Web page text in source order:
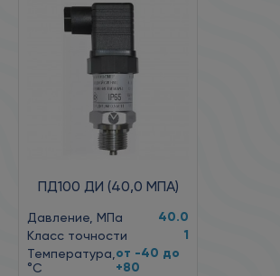
ПД100 ДИ (40,0 МПА)
Давление, МПа 40.0
Класс точности 1
Температура,
°C
от -40 до
+80